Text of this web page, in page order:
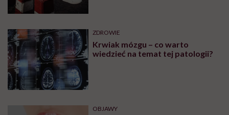
ZDROWIE
Krwiak mózgu – co warto
wiedzieć na temat tej patologii?
OBJAWY